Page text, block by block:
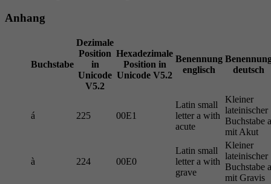
Anhang
Buchstabe
Dezimale
Position
in
Unicode
V5.2
Hexadezimale
Position in
Unicode V5.2
Benennung
englisch
deutsch
á 225 00E1
Latin small
letter a with
acute
Kleiner
lateinischer
Buchstabe a
mit Akut
à 224 00E0
Latin small
letter a with
grave
Kleiner
lateinischer
Buchstabe a
mit Gravis